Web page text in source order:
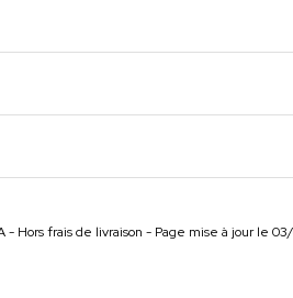
- Hors frais de livraison - Page mise à jour le